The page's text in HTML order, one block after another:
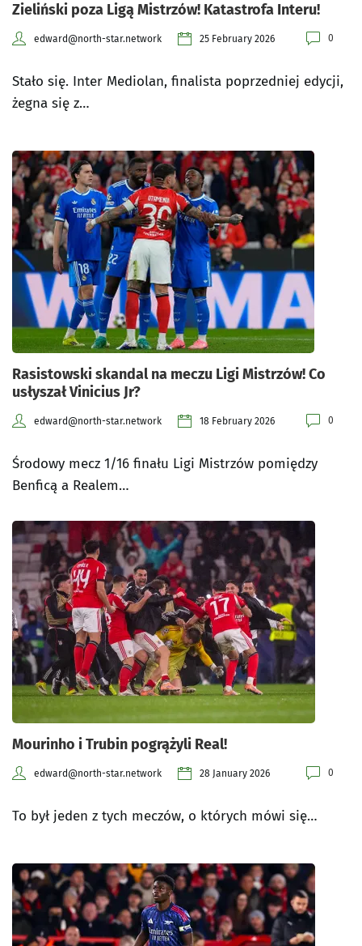
Zieliński poza Ligą Mistrzów! Katastrofa Interu!
edward@north-star.network 25 February 2026 0
Stało się. Inter Mediolan, finalista poprzedniej edycji,
żegna się z…
Rasistowski skandal na meczu Ligi Mistrzów! Co
usłyszał Vinicius Jr?
edward@north-star.network 18 February 2026 0
Środowy mecz 1/16 finału Ligi Mistrzów pomiędzy
Benficą a Realem…
Mourinho i Trubin pogrążyli Real!
edward@north-star.network 28 January 2026 0
To był jeden z tych meczów, o których mówi się…